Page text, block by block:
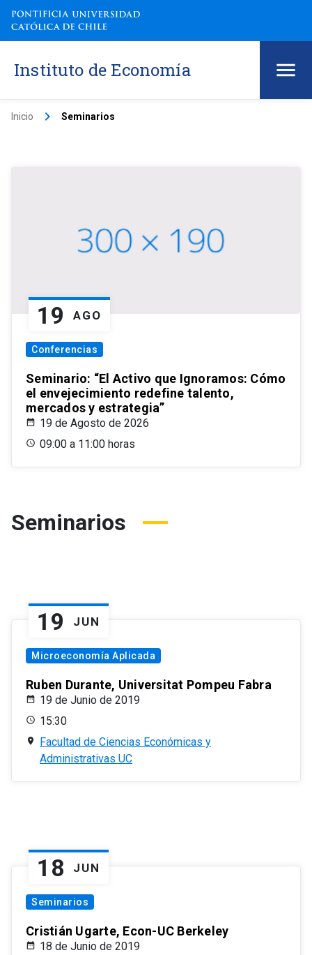
Instituto de Economía
Inicio keyboard_arrow_right Seminarios
19 AGO
Conferencias
Seminario: “El Activo que Ignoramos: Cómo
el envejecimiento redefine talento,
mercados y estrategia”
19 de Agosto de 2026
09:00 a 11:00 horas
Seminarios
19 JUN
Microeconomía Aplicada
Ruben Durante, Universitat Pompeu Fabra
19 de Junio de 2019
15:30
Facultad de Ciencias Económicas y
Administrativas UC
18 JUN
Seminarios
Cristián Ugarte, Econ-UC Berkeley
18 de Junio de 2019